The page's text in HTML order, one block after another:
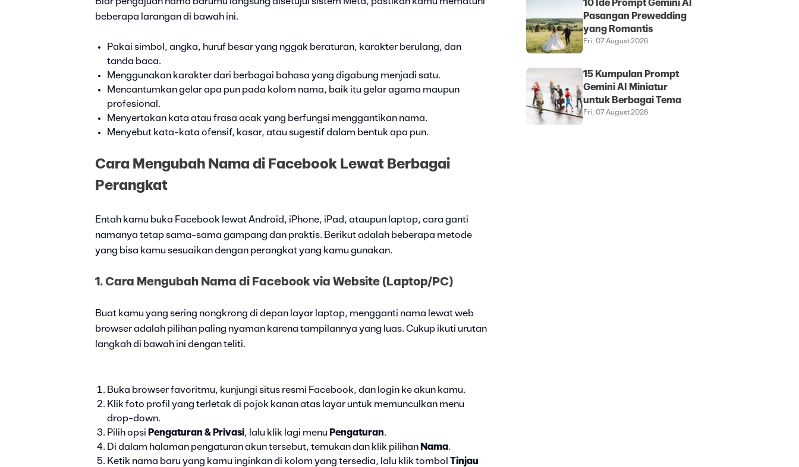
beberapa larangan di bawah ini.
Pakai simbol, angka, huruf besar yang nggak beraturan, karakter berulang, dan
tanda baca.
Menggunakan karakter dari berbagai bahasa yang digabung menjadi satu.
Mencantumkan gelar apa pun pada kolom nama, baik itu gelar agama maupun
profesional.
Menyertakan kata atau frasa acak yang berfungsi menggantikan nama.
Menyebut kata-kata ofensif, kasar, atau sugestif dalam bentuk apa pun.
Cara Mengubah Nama di Facebook Lewat Berbagai
Perangkat
Entah kamu buka Facebook lewat Android, iPhone, iPad, ataupun laptop, cara ganti
namanya tetap sama-sama gampang dan praktis. Berikut adalah beberapa metode
yang bisa kamu sesuaikan dengan perangkat yang kamu gunakan.
1. Cara Mengubah Nama di Facebook via Website (Laptop/PC)
Buat kamu yang sering nongkrong di depan layar laptop, mengganti nama lewat web
browser adalah pilihan paling nyaman karena tampilannya yang luas. Cukup ikuti urutan
langkah di bawah ini dengan teliti.
Buka browser favoritmu, kunjungi situs resmi Facebook, dan login ke akun kamu.
Klik foto profil yang terletak di pojok kanan atas layar untuk memunculkan menu
drop-down.
Pilih opsi Pengaturan & Privasi, lalu klik lagi menu Pengaturan.
Di dalam halaman pengaturan akun tersebut, temukan dan klik pilihan Nama.
Ketik nama baru yang kamu inginkan di kolom yang tersedia, lalu klik tombol Tinjau
10 Ide Prompt Gemini AI
Pasangan Prewedding
yang Romantis
Fri, 07 August 2026
15 Kumpulan Prompt
Gemini AI Miniatur
untuk Berbagai Tema
Fri, 07 August 2026